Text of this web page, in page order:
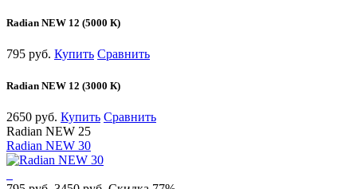
Radian NEW 12 (5000 К)
795 руб. Купить Сравнить
Radian NEW 12 (3000 К)
2650 руб. Купить Сравнить
Radian NEW 25
Radian NEW 30